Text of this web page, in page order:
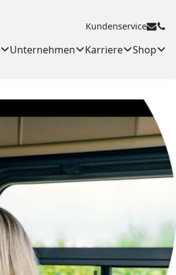
Kundenservice
Unternehmen Karriere Shop